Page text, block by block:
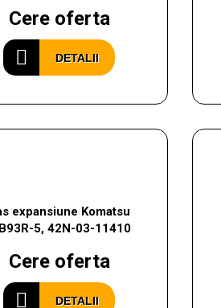
Cere oferta
DETALII
expansiune Komatsu
5, 42N-03-11410
Cere oferta
DETALII